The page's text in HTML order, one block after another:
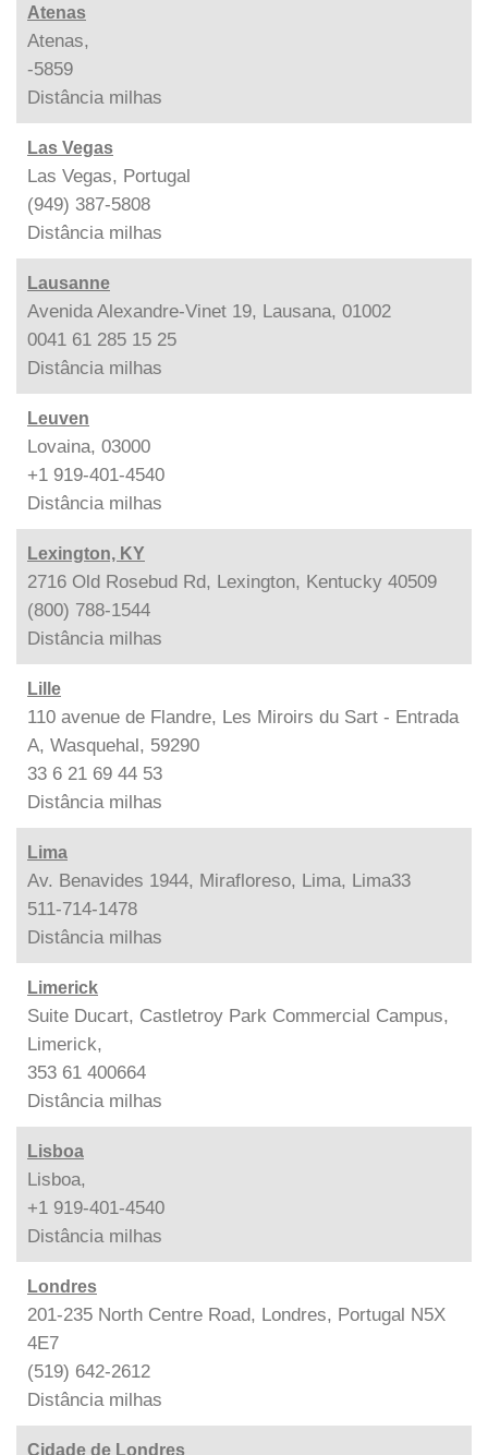
Atenas
Atenas,
-5859
Distância milhas
Las Vegas
Las Vegas, Portugal
(949) 387-5808
Distância milhas
Lausanne
Avenida Alexandre-Vinet 19, Lausana, 01002
0041 61 285 15 25
Distância milhas
Leuven
Lovaina, 03000
+1 919-401-4540
Distância milhas
Lexington, KY
2716 Old Rosebud Rd, Lexington, Kentucky 40509
(800) 788-1544
Distância milhas
Lille
110 avenue de Flandre, Les Miroirs du Sart - Entrada
A, Wasquehal, 59290
33 6 21 69 44 53
Distância milhas
Lima
Av. Benavides 1944, Mirafloreso, Lima, Lima33
511-714-1478
Distância milhas
Limerick
Suite Ducart, Castletroy Park Commercial Campus,
Limerick,
353 61 400664
Distância milhas
Lisboa
Lisboa,
+1 919-401-4540
Distância milhas
Londres
201-235 North Centre Road, Londres, Portugal N5X
4E7
(519) 642-2612
Distância milhas
Cidade de Londres